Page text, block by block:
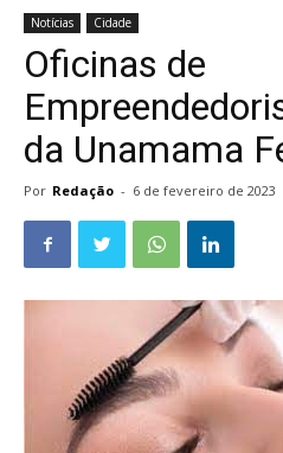
Notícias Cidade
Oficinas de
da Unamama
Por Redação - 6 de fevereiro de 2023